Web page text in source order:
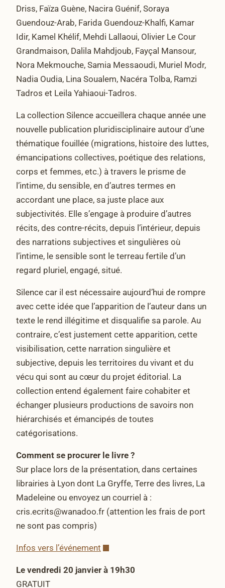
Driss, Faïza Guène, Nacira Guénif, Soraya
Guendouz-Arab, Farida Guendouz-Khalfi, Kamar
Idir, Kamel Khélif, Mehdi Lallaoui, Olivier Le Cour
Grandmaison, Dalila Mahdjoub, Fayçal Mansour,
Nora Mekmouche, Samia Messaoudi, Muriel Modr,
Nadia Oudia, Lina Soualem, Nacéra Tolba, Ramzi
Tadros et Leila Yahiaoui-Tadros.
La collection Silence accueillera chaque année une
nouvelle publication pluridisciplinaire autour d’une
thématique fouillée (migrations, histoire des luttes,
émancipations collectives, poétique des relations,
corps et femmes, etc.) à travers le prisme de
l’intime, du sensible, en d’autres termes en
accordant une place, sa juste place aux
subjectivités. Elle s’engage à produire d’autres
récits, des contre-récits, depuis l’intérieur, depuis
des narrations subjectives et singulières où
l’intime, le sensible sont le terreau fertile d’un
regard pluriel, engagé, situé.
Silence car il est nécessaire aujourd’hui de rompre
avec cette idée que l’apparition de l’auteur dans un
texte le rend illégitime et disqualifie sa parole. Au
contraire, c’est justement cette apparition, cette
visibilisation, cette narration singulière et
subjective, depuis les territoires du vivant et du
vécu qui sont au cœur du projet éditorial. La
collection entend également faire cohabiter et
échanger plusieurs productions de savoirs non
hiérarchisés et émancipés de toutes
catégorisations.
Comment se procurer le livre ?
Sur place lors de la présentation, dans certaines
librairies à Lyon dont La Gryffe, Terre des livres, La
Madeleine ou envoyez un courriel à :
cris.ecrits@wanadoo.fr (attention les frais de port
ne sont pas compris)
Infos vers l’événement
Le vendredi 20 janvier à 19h30
GRATUIT